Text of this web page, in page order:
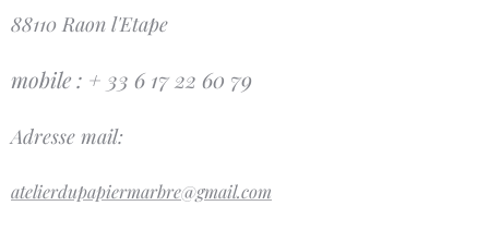
88110 Raon l'Etape
mobile : + 33 6 17 22 60 79
Adresse mail:
atelierdupapiermarbre@gmail.com